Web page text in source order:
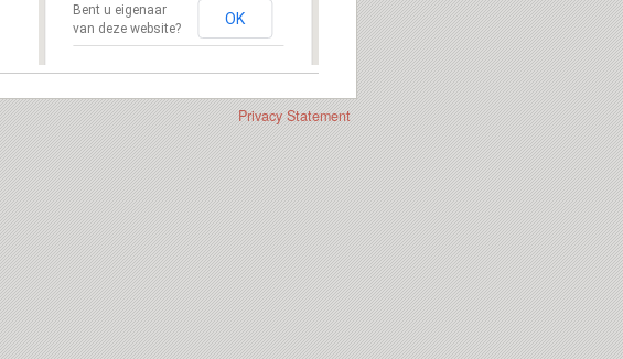
Bent u eigenaar
van deze website?
OK
Privacy Statement